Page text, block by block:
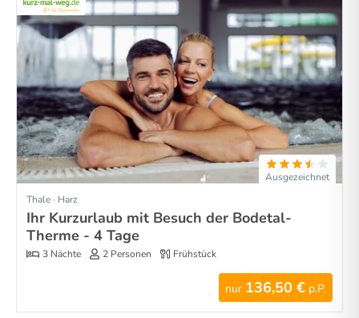
Ausgezeichnet
Thale · Harz
Ihr Kurzurlaub mit Besuch der Bodetal-
Therme - 4 Tage
3 Nächte 2 Personen Frühstück
nur 136,50 € p.P.